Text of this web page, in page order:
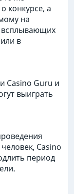
конкурсе, а
на
всплывающих
в
Casino Guru и
выиграть
Casino
период